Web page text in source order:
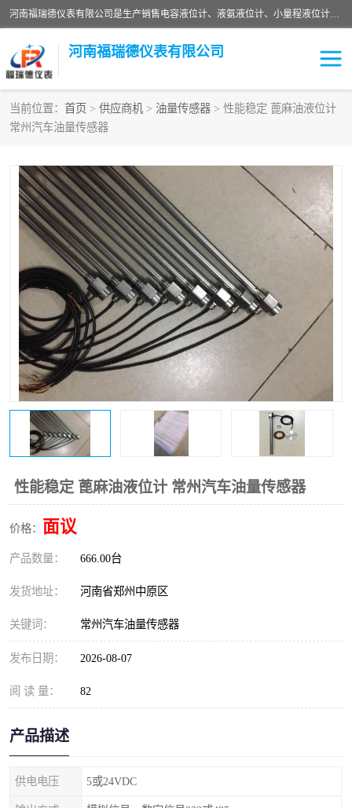
河南福瑞德仪表有限公司是生产销售电容液位计、液氨液位计、小量程液位计定制、智能锅炉水位计、液氮液位计等；并在产品开发、研制的过程中，吸取国内外仪器仪表的技术精华，建立了一支高、精、尖的科研开发队伍，使产品性能不断升级。
河南福瑞德仪表有限公司
当前位置： 首页 > 供应商机 > 油量传感器 > 性能稳定 蓖麻油液位计
常州汽车油量传感器
性能稳定 蓖麻油液位计 常州汽车油量传感器
价格： 面议
产品数量： 666.00台
发货地址： 河南省郑州中原区
关键词： 常州汽车油量传感器
发布日期： 2026-08-07
阅 读 量： 82
产品描述
供电电压 5或24VDC
液位计
压力传感器 流量传感器
智能仪表
差压变送器 液位计传感器定制
液氨液位计 物位计
油量传感器 测漏仪
温度变送器 锅炉水位计
智能锅炉水位计 电容液位计
流量仪表 加油站液位仪